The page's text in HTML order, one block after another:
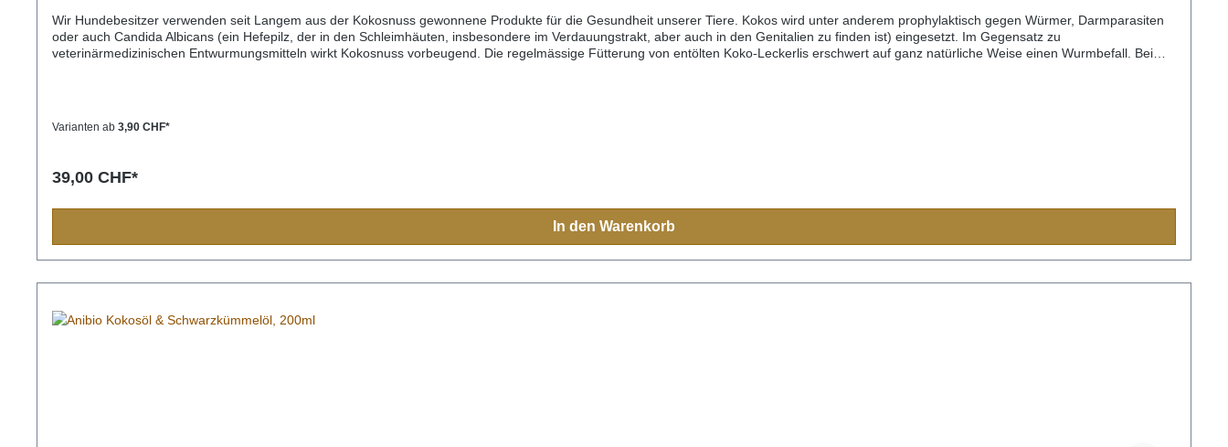
Wir Hundebesitzer verwenden seit Langem aus der Kokosnuss gewonnene Produkte für die Gesundheit unserer Tiere. Kokos wird unter anderem prophylaktisch gegen Würmer, Darmparasiten
oder auch Candida Albicans (ein Hefepilz, der in den Schleimhäuten, insbesondere im Verdauungstrakt, aber auch in den Genitalien zu finden ist) eingesetzt. Im Gegensatz zu
veterinärmedizinischen Entwurmungsmitteln wirkt Kokosnuss vorbeugend. Die regelmässige Fütterung von entölten Koko-Leckerlis erschwert auf ganz natürliche Weise einen Wurmbefall. Bei
Sie werden schnell merken, warum der Hund kaut und nicht einfach schluckt. Durch den relativ langen Kauvorgang werden die Enzyme bereits über die Mundschleimhaut aufgenommen, gehen
Varianten ab 3,90 CHF*
39,00 CHF*
In den Warenkorb